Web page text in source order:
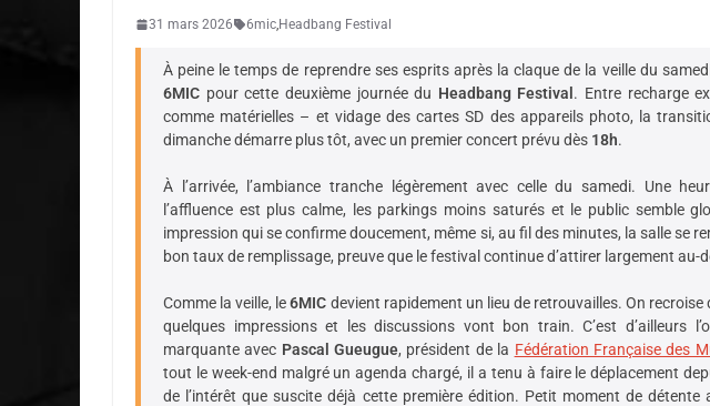
31 mars 2026 6mic,Headbang Festival
À peine le temps de reprendre ses esprits après la claque de la veille du
6MIC pour cette deuxième journée du Headbang Festival . Entre recharge
comme matérielles – et vidage des cartes SD des appareils photo, la
dimanche démarre plus tôt, avec un premier concert prévu dès 18h.
À l’arrivée, l’ambiance tranche légèrement avec celle du samedi. Une
l’affluence est plus calme, les parkings moins saturés et le public semble
impression qui se confirme doucement, même si, au fil des minutes, la salle se
bon taux de remplissage, preuve que le festival continue d’attirer largement au-
Comme la veille, le6MIC devient rapidement un lieu de retrouvailles. On
quelques impressions et les discussions vont bon train. C’est d’ailleurs
marquante avec Pascal Gueugue, président de la Fédération Française des
tout le week-end malgré un agenda chargé, il a tenu à faire le déplacement
de l’intérêt que suscite déjà cette première édition. Petit moment de détente